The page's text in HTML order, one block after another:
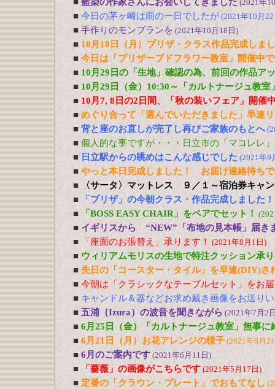
(2021年
■ 今日の茅ヶ崎は雨の一日でしたが (2021年10月
■ 手作りのモンブランを (2021年10月18日)
■ 10月18日（月）プリザ・クラス作品完成しま
■ 今日は「プリザーブドフラワー教室」開催中
■ 10月29日の「生地」確認の為、前回の作品ア
■ 10月29日（金）10:30～「カルトナージュ教室
■ 10月7, 8日の2日間、「秋の装いフェア」開催
■ めぐり合って「選んでいただきました」早速
■ 背と座のお直しが完了し再びご家族のもとへ
■ 個人的な事ですが・・・日立市の「マコレレ
■ 日立駅からの眺めはこんな感じでした (2021年9
■ やっと本日完成しました！ お届け連絡待ち
■
〈サータ〉マットレス ９／１～宿泊券キャ
■
「プリザ」の今朝クラス・作品完成しました！
■ 「BOSS EASY CHAIR」をペアでセット！
■ イギリスから “NEW”「布地の見本帳」届き
■
「座面のお張替え」承ります！ (2021年8月1日)
■ ウィリアムモリスの生地で特注クッション承
■ 先日の「コースター・タイル」を早速(DIY)さ
■ 今朝は「クラシックなテーブルセット」をお
■ キャンドル＆器などお求め戴き画像をお送り
■ 五浦（Izura）の波音を聞きながら (2021年7月2
■ 6月25日（金）「カルトナージュ教室」無事に
■ 6月21日（月）お花アレンジの様子 (2021年6月
■ 6月のご案内です (2021年6月11日)
■ 「薔薇」の画像がこちらです (2021年5月17日)
■ 定番の「クラウン・プレート」でおもてなし